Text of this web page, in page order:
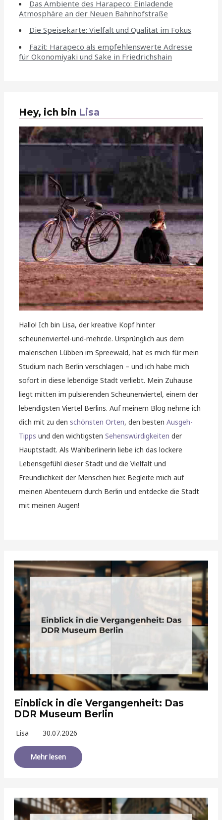
Das Ambiente des Harapeco: Einladende
Atmosphäre an der Neuen Bahnhofstraße
Die Speisekarte: Vielfalt und Qualität im Fokus
Fazit: Harapeco als empfehlenswerte Adresse
für Okonomiyaki und Sake in Friedrichshain
Hey, ich bin Lisa
Hallo! Ich bin Lisa, der kreative Kopf hinter
scheunenviertel-und-mehr.de. Ursprünglich aus dem
malerischen Lübben im Spreewald, hat es mich für mein
Studium nach Berlin verschlagen – und ich habe mich
sofort in diese lebendige Stadt verliebt. Mein Zuhause
liegt mitten im pulsierenden Scheunenviertel, einem der
lebendigsten Viertel Berlins. Auf meinem Blog nehme ich
dich mit zu denschönsten Orten, den bestenAusgeh-
Tipps und den wichtigstenSehenswürdigkeiten der
Hauptstadt. Als Wahlberlinerin liebe ich das lockere
Lebensgefühl dieser Stadt und die Vielfalt und
Freundlichkeit der Menschen hier. Begleite mich auf
meinen Abenteuern durch Berlin und entdecke die Stadt
mit meinen Augen!
Einblick in die Vergangenheit: Das
DDR Museum Berlin
Lisa 30.07.2026
Mehr lesen